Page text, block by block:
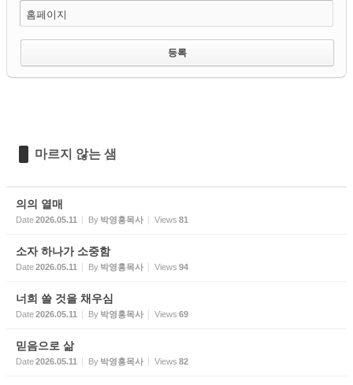
홈페이지
마르지 않는 샘
의의 열매
Date2026.05.11 By 박영홍목사 Views 81
소자 하나가 소중함
Date2026.05.11 By 박영홍목사 Views 94
너희 쓸 것을 채우심
Date2026.05.11 By 박영홍목사 Views 69
믿음으로 삶
Date2026.05.11 By 박영홍목사 Views 82